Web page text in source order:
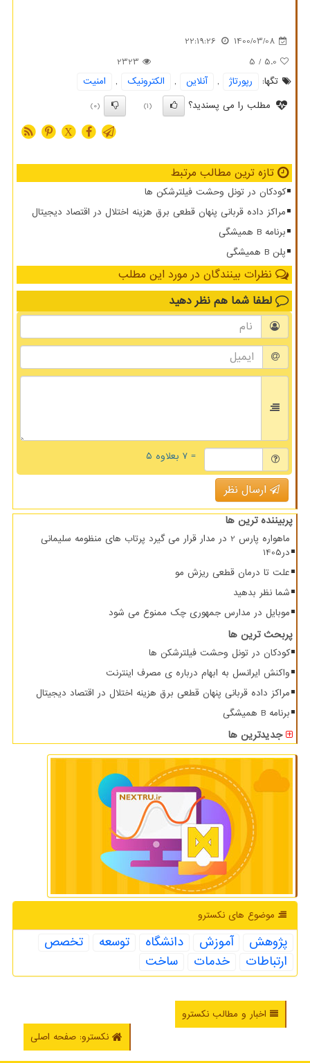
1400/03/08
22:19:26
5.0
/ 5
2323
تگها:
رپورتاژ , آنلاین , الكترونیك ,
امنیت
مطلب را می پسندید؟
(1)
(0)
X
تازه ترین مطالب مرتبط
کودکان در تونل وحشت فیلترشکن ها
مراکز داده قربانی پنهان قطعی برق هزینه اختلال در اقتصاد دیجیتال
برنامه B همیشگی
پلن B همیشگی
نظرات بینندگان در مورد این مطلب
لطفا شما هم نظر دهید
= ۷ بعلاوه ۵
ارسال نظر
پربیننده ترین ها
ماهواره پارس 2 در مدار قرار می گیرد پرتاب های منظومه سلیمانی
در1405
علت تا درمان قطعی ریزش مو
شما نظر بدهید
موبایل در مدارس جمهوری چک ممنوع می شود
پربحث ترین ها
کودکان در تونل وحشت فیلترشکن ها
واکنش ایرانسل به ابهام درباره ی مصرف اینترنت
مراکز داده قربانی پنهان قطعی برق هزینه اختلال در اقتصاد دیجیتال
برنامه B همیشگی
جدیدترین ها
موضوع های نكسترو
پژوهش آموزش دانشگاه توسعه
تخصص
ارتباطات
خدمات ساخت
اخبار و مطالب نکسترو
نکسترو: صفحه اصلی